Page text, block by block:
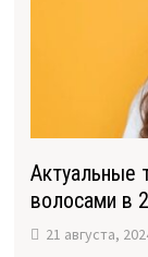
Актуальные
волосами в
21 августа,